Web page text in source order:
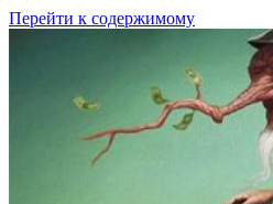
Перейти к содержимому